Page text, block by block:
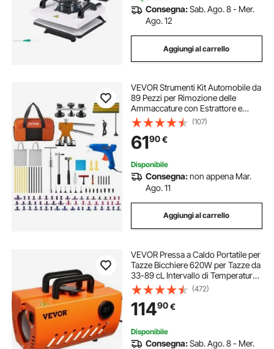
Consegna:Sab. Ago. 8 - Mer.
Ago. 12
Aggiungi al carrello
VEVOR Strumenti Kit Automobile da
89 Pezzi per Rimozione delle
Ammaccature con Estrattore e
Pistola per Colla a Caldo, Kit
Rimozione per Carrozzeria
Ammaccata, Set Completo per Auto
di Riparazione
(107)
6190€
Disponibile
Consegna:non appena Mar.
Ago. 11
Aggiungi al carrello
VEVOR Pressa a Caldo Portatile per
Tazze Bicchiere 620W per Tazze da
33-89 cL Intervallo di Temperatura
40°C-210°C, Termopressa per
Tazze Altezza Max. 25cm in
Ceramica Acciaio Inox Lega di
Alluminio
(472)
11490€
Disponibile
Consegna:Sab. Ago. 8 - Mer.